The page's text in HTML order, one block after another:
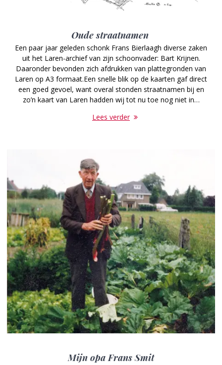
Oude straatnamen
Een paar jaar geleden schonk Frans Bierlaagh diverse zaken
uit het Laren-archief van zijn schoonvader: Bart Krijnen.
Daaronder bevonden zich afdrukken van plattegronden van
Laren op A3 formaat.Een snelle blik op de kaarten gaf direct
een goed gevoel, want overal stonden straatnamen bij en
zo’n kaart van Laren hadden wij tot nu toe nog niet in…
Lees verder
Mijn opa Frans Smit